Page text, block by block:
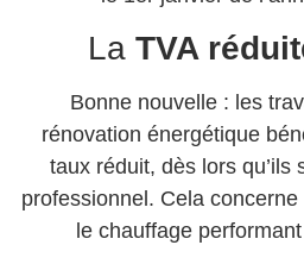
La TVA
Bonne nouvelle : les
rénovation énergétique
taux réduit, dès lors qu’ils
professionnel. Cela concerne
le chauffage